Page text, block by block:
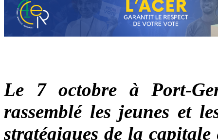
Le 7 octobre à Port-
rassemblé les jeunes et
stratégiques de la